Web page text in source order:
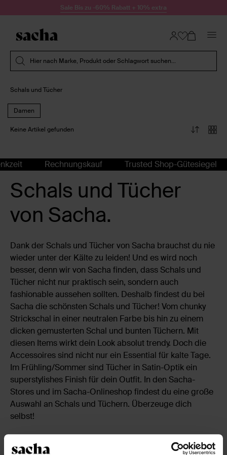
Zum Inhalt springenSale Bis zu -60% Rabatt + 10% extra
Hier nach Marke, Produkt oder Schlagwort suchen...
Schals und Tücher
Damen
Keine Artikel gefunden
Rechnungskauf Trusted Shop-Gütesiegel
Schals und Tücher
von Sacha.
Dank der Schals und Tücher von Sacha brauchst du nie
wieder unter der Kälte zu leiden! Und es wird noch
besser, denn wir von Sacha finden, dass Schals und
Tücher nicht nur praktisch sein, sondern auch
fashionable aussehen sollten. Deshalb findest du bei
Sacha die schönsten Schals und Tücher! Vom chunky
Strickschal in einer neutralen Farbe bis hin zu einem
dicken gemusterten Schal und bunten Tüchern. Mit
diesen Items wirkt dein Look absolut trendy. Doch die
Accessoires sind nicht nur ein Essential für kalte Tage.
Im Frühling/Sommer sind Tücher in Satin-Optik ein
superstylishes Finish für dein Outfit. In den Sacha-
Stores und im Sacha-Onlineshop findest du eine große
Auswahl an Schals und Tüchern. Überzeuge dich
selbst!
Trends